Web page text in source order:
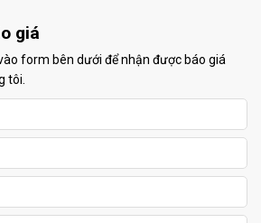
giá
form bên dưới để nhận được báo giá
tôi.